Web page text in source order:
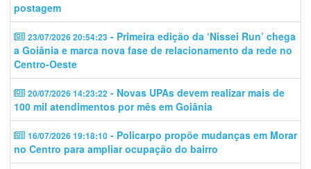
postagem
23/07/2026 20:54:23 - Primeira edição da ‘Nissei Run’ chega
a Goiânia e marca nova fase de relacionamento da rede no
Centro-Oeste
20/07/2026 14:23:22 - Novas UPAs devem realizar mais de
100 mil atendimentos por mês em Goiânia
16/07/2026 19:18:10 - Policarpo propõe mudanças em Morar
no Centro para ampliar ocupação do bairro